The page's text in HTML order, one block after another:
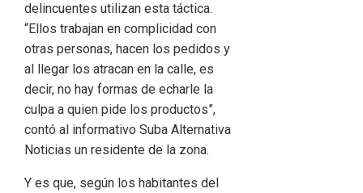
delincuentes utilizan esta táctica.
“Ellos trabajan en complicidad con
otras personas, hacen los pedidos y
al llegar los atracan en la calle, es
decir, no hay formas de echarle la
culpa a quien pide los productos”,
contó al informativo Suba Alternativa
Noticias un residente de la zona.
Y es que, según los habitantes del